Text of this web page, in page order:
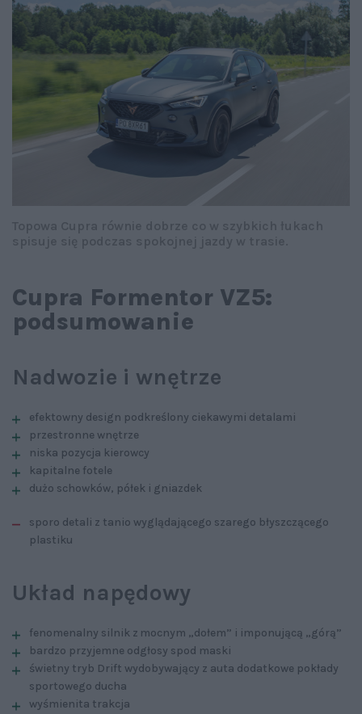
Cupra Formentor VZ5:
podsumowanie
Nadwozie i wnętrze
efektowny design podkreślony ciekawymi detalami
przestronne wnętrze
niska pozycja kierowcy
kapitalne fotele
dużo schowków, półek i gniazdek
sporo detali z tanio wyglądającego szarego błyszczącego
plastiku
Układ napędowy
fenomenalny silnik z mocnym „dołem” i imponującą „górą”
bardzo przyjemne odgłosy spod maski
świetny tryb Drift wydobywający z auta dodatkowe pokłady
sportowego ducha
wyśmienita trakcja